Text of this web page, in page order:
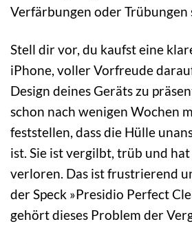
Verfärbungen oder Trübungen
Stell dir vor, du kaufst eine
iPhone, voller Vorfreude
Design deines Geräts zu
schon nach wenigen Wochen
feststellen, dass die Hülle
ist. Sie ist vergilbt, trüb und
verloren. Das ist frustrierend
der Speck »Presidio Perfect
gehört dieses Problem der